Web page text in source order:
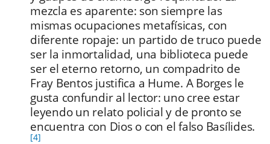
mezcla es aparente: son siempre las
mismas ocupaciones metafísicas, con
diferente ropaje: un partido de truco puede
ser la inmortalidad, una biblioteca puede
ser el eterno retorno, un compadrito de
Fray Bentos justifica a Hume. A Borges le
gusta confundir al lector: uno cree estar
leyendo un relato policial y de pronto se
encuentra con Dios o con el falso Basílides.
[4]